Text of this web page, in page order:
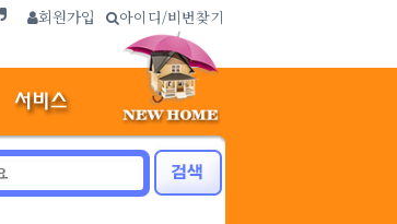
회원가입 아이디/비번찾기